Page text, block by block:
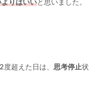
超えた日は、 思考停止状